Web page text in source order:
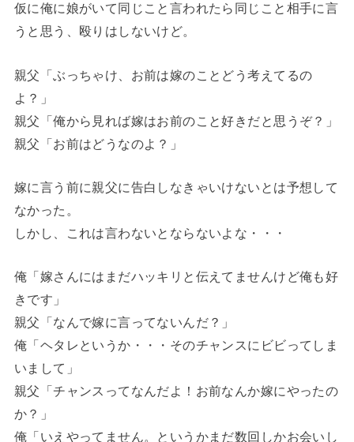
仮に俺に娘がいて同じこと言われたら同じこと相手に言
うと思う、殴りはしないけど。
親父「ぶっちゃけ、お前は嫁のことどう考えてるの
よ？」
親父「俺から見れば嫁はお前のこと好きだと思うぞ？」
親父「お前はどうなのよ？」
嫁に言う前に親父に告白しなきゃいけないとは予想して
なかった。
しかし、これは言わないとならないよな・・・
俺「嫁さんにはまだハッキリと伝えてませんけど俺も好
きです」
親父「なんで嫁に言ってないんだ？」
俺「ヘタレというか・・・そのチャンスにビビってしま
いまして」
親父「チャンスってなんだよ！お前なんか嫁にやったの
か？」
俺「いえやってません。というかまだ数回しかお会いし